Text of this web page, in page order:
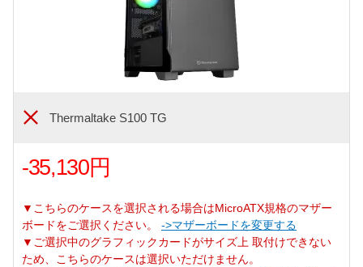
Thermaltake S100 TG
-35,130円
▼こちらのケースを選択される場合はMicroATX規格のマザー
ボードをご選択ください。 ->マザーボードを変更する
▼ご選択中のグラフィックカードがサイズ上 取付けできない
ため、こちらのケースは選択いただけません。